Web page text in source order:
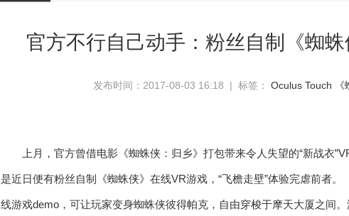
官方不行自己动手：粉丝自制《蜘
发布时间：2017-08-03 16:18 | 标签： Oculus Touch
上月，官方曾借电影《蜘蛛侠：归乡》打包带来令人失望的“新战衣
是近日便有粉丝自制《蜘蛛侠》在线VR游戏，“飞檐走壁”体验完虐前者。
线游戏demo，可让玩家变身蜘蛛侠彼得帕克，自由穿梭于摩天大厦之间